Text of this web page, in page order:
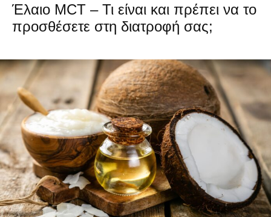
Έλαιο MCT – Τι είναι και πρέπει να το
προσθέσετε στη διατροφή σας;